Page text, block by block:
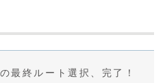
最終ルート選択、完了！